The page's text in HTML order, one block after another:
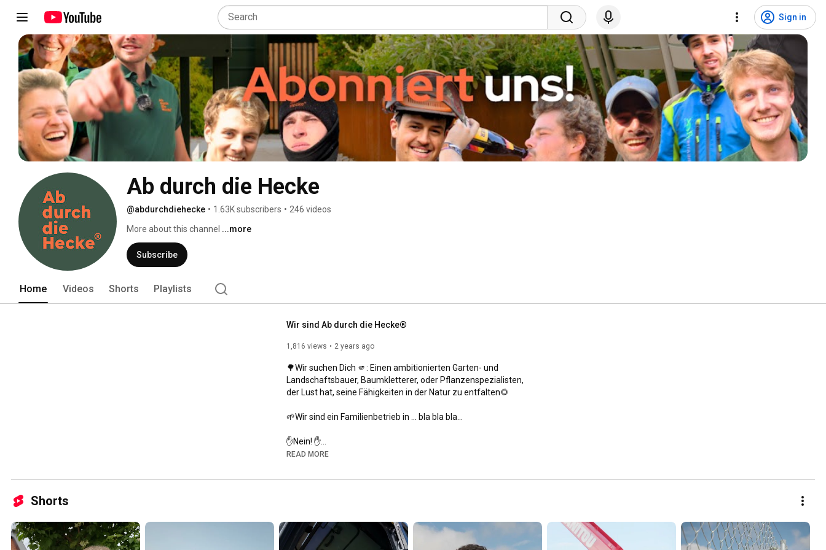
Sign in
Ab durch die Hecke
@abdurchdiehecke • 1.63K subscribers • 246 videos
More about this channel ...more
Subscribe
Home Videos Shorts Playlists
Wir sind Ab durch die Hecke®
1,816 views 2 years ago
🌳Wir suchen Dich 🫵: Einen ambitionierten Garten- und
Landschaftsbauer, Baumkletterer, oder Pflanzenspezialisten,
der Lust hat, seine Fähigkeiten in der Natur zu entfalten🌻
🌱Wir sind ein Familienbetrieb in … bla bla bla…
✋Nein! ✋
Wir sind Ab durch die Hecke, das schnellst wachsende
🤝Zusammen bauen wir nicht nur nur die besten Gärten,
Wir bieten:
🍃Übertarifliche Bezahlung
READ MORE
Shorts